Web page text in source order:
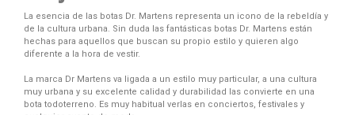
La esencia de las botas Dr. Martens representa un icono de la rebeldía y
de la cultura urbana. Sin duda las fantásticas botas Dr. Martens están
hechas para aquellos que buscan su propio estilo y quieren algo
diferente a la hora de vestir.
La marca Dr Martens va ligada a un estilo muy particular, a una cultura
muy urbana y su excelente calidad y durabilidad las convierte en una
bota todoterreno. Es muy habitual verlas en conciertos, festivales y